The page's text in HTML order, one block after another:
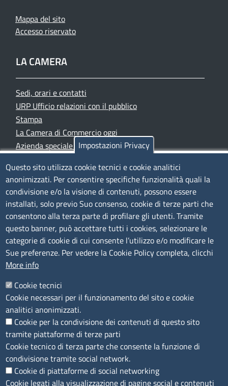
Mappa del sito
Accesso riservato
LA CAMERA
Sedi, orari e contatti
URP Ufficio relazioni con il pubblico
Stampa
La Camera di Commercio oggi
Azienda speciale PromoFirenze
TRASPARENZA
Albo Online
Amministrazione trasparente
Bandi e concorsi
Segnalazioni Whistleblowing
Accessibilità
IBAN e pagamenti informatici
Informative privacy e cookie
Verifiche PA
Attuazione misure PNRR
Modulistica
SEGUICI SU
Impostazioni Privacy
Questo sito utilizza cookie tecnici e cookie analitici
anonimizzati. Per consentire specifiche funzionalità quali la
condivisione e/o la visione di contenuti, possono essere
installati, solo previo Suo consenso, cookie di terze parti che
consentono alla terza parte di profilare gli utenti. Tramite
questo banner, può accettare tutti i cookies, selezionare le
categorie di cookie di cui consente l’utilizzo e/o modificare le
Sue preferenze. Per vedere la Cookie Policy completa, clicchi
More info
Cookie tecnici
Cookie necessari per il funzionamento del sito e cookie
analitici anonimizzati.
Cookie per la condivisione dei contenuti di questo sito
tramite piattaforme di terze parti
Cookie tecnico di terza parte che consente la funzione di
condivisione tramite social network.
Cookie di piattaforme di social networking
Cookie legati alla visualizzazione di pagine social e contenuti